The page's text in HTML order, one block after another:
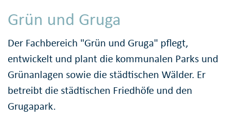
Grün und Gruga
Der Fachbereich "Grün und Gruga" pflegt,
entwickelt und plant die kommunalen Parks und
Grünanlagen sowie die städtischen Wälder. Er
betreibt die städtischen Friedhöfe und den
Grugapark.